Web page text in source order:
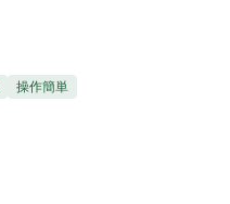
操作簡単